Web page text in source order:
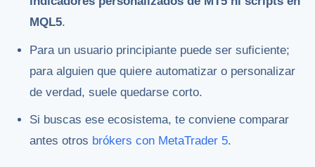
MQL5.
Para un usuario principiante puede ser suficiente;
para alguien que quiere automatizar o personalizar
de verdad, suele quedarse corto.
Si buscas ese ecosistema, te conviene comparar
antes otros brókers con MetaTrader 5.